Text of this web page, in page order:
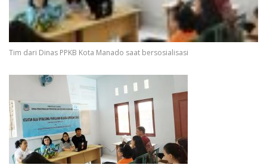
Tim dari Dinas PPKB Kota Manado saat bersosialisasi